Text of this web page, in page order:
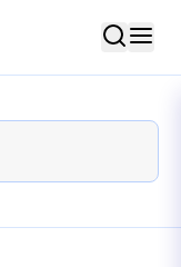
Søk